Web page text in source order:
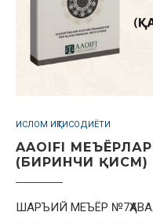
ИСЛОМ ИҚТИСОДИЁТИ
AAOIFI
(БИРИНЧИ ҚИСМ)
ШАРЪИЙ МЕЪЁР